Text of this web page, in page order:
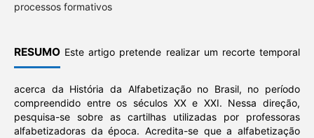
processos formativos
RESUMOEste artigo pretende realizar um recorte temporal
acerca da História da Alfabetização no Brasil, no período
compreendido entre os séculos XX e XXI. Nessa direção,
pesquisa-se sobre as cartilhas utilizadas por professoras
alfabetizadoras da época. Acredita-se que a alfabetização